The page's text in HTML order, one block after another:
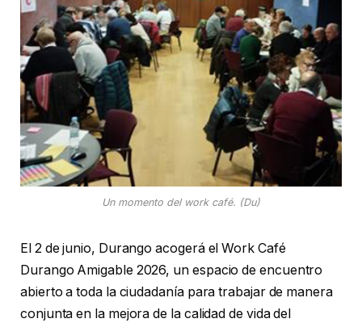
Un momento del work café. (Du)
El 2 de junio, Durango acogerá el Work Café
Durango Amigable 2026, un espacio de encuentro
abierto a toda la ciudadanía para trabajar de manera
conjunta en la mejora de la calidad de vida del